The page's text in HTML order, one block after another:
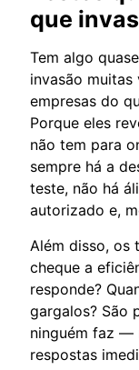
que
Tem algo
invasão muitas
empresas do
Porque eles
não tem para
sempre há a
teste, não há
autorizado e,
Além disso, os
cheque a
responde?
gargalos? São
ninguém faz —
respostas